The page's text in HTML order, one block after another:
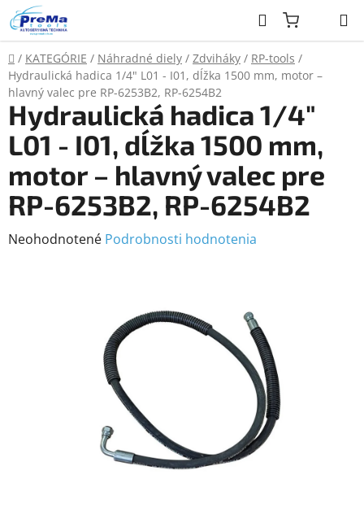
Prejsť
na
obsah
Hľadať
Domov
/ KATEGÓRIE / Náhradné diely / Zdviháky / RP-tools /
Hydraulická hadica 1/4" L01 - I01, dĺžka 1500 mm, motor –
hlavný valec pre RP-6253B2, RP-6254B2
Hydraulická hadica 1/4"
L01 - I01, dĺžka 1500 mm,
motor – hlavný valec pre
RP-6253B2, RP-6254B2
Priemerné
Neohodnotené Podrobnosti hodnotenia